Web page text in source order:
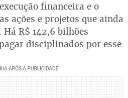
financeira e o
ações e projetos que ainda
R$ 142,6 bilhões
disciplinados por esse